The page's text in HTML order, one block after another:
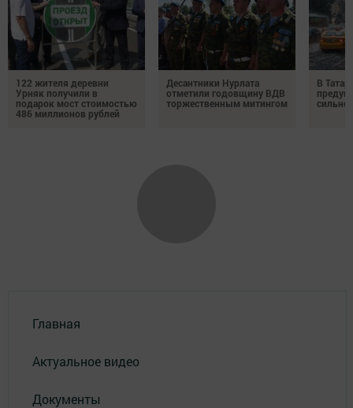
122 жителя деревни
Урняк получили в
подарок мост стоимостью
486 миллионов рублей
Десантники Нурлата
отметили годовщину ВДВ
торжественным митингом
В
Главная
Актуальное видео
Документы